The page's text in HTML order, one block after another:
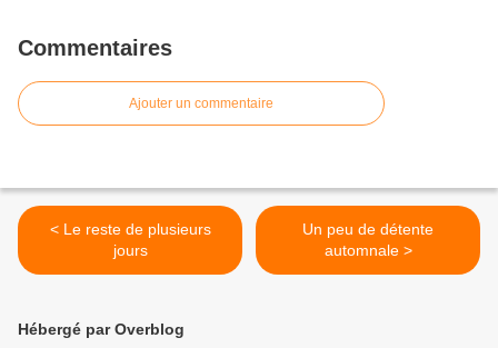
Commentaires
Ajouter un commentaire
< Le reste de plusieurs
jours
Un peu de détente
automnale >
Hébergé par Overblog